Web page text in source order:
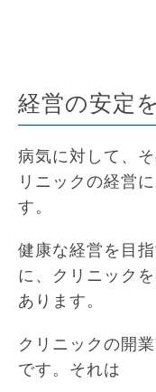
経営の安定
病気に対して、
リニックの経営
す。
健康な経営を目
に、クリニック
あります。
クリニックの開
です。それは